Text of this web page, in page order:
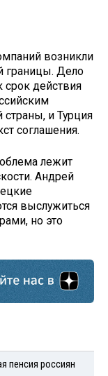
возникли
границы. Дело
срок действия
страны, и Турция
соглашения.
лежит
Андрей
выслужиться
но это
пенсия россиян